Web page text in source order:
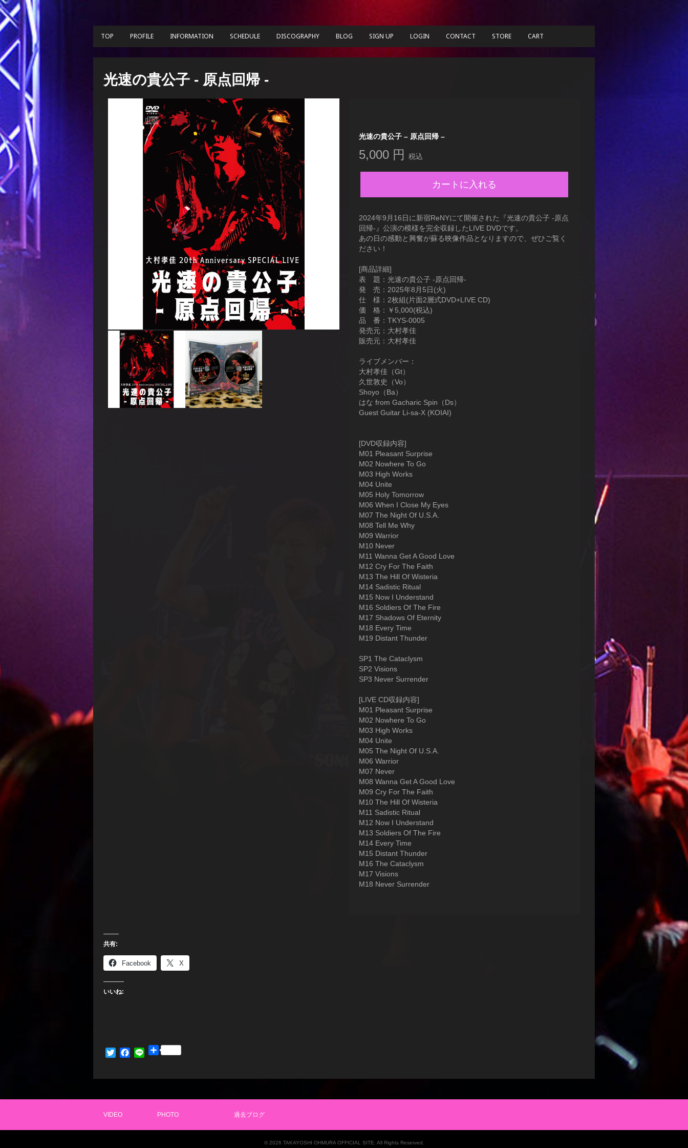
TOP PROFILE INFORMATION SCHEDULE DISCOGRAPHY BLOG SIGN UP LOGIN CONTACT STORE CART
光速の貴公子 - 原点回帰 -
光速の貴公子 – 原点回帰 –
5,000 円税込
カートに入れる
2024年9月16日に新宿ReNYにて開催された『光速の貴公子 -原点
回帰-』公演の模様を完全収録したLIVE DVDです。
あの日の感動と興奮が蘇る映像作品となりますので、ぜひご覧く
ださい！
[商品詳細]
表 題：光速の貴公子 -原点回帰-
発 売：2025年8月5日(火)
仕 様：2枚組(片面2層式DVD+LIVE CD)
価 格：￥5,000(税込)
品 番：TKYS-0005
発売元：大村孝佳
販売元：大村孝佳
ライブメンバー：
大村孝佳（Gt）
久世敦史（Vo）
Shoyo（Ba）
はな from Gacharic Spin（Ds）
Guest Guitar Li-sa-X (KOIAI)
[DVD収録内容]
M01 Pleasant Surprise
M02 Nowhere To Go
M03 High Works
M04 Unite
M05 Holy Tomorrow
M06 When I Close My Eyes
M07 The Night Of U.S.A.
M08 Tell Me Why
M09 Warrior
M10 Never
M11 Wanna Get A Good Love
M12 Cry For The Faith
M13 The Hill Of Wisteria
M14 Sadistic Ritual
M15 Now I Understand
M16 Soldiers Of The Fire
M17 Shadows Of Eternity
M18 Every Time
M19 Distant Thunder
SP1 The Cataclysm
SP2 Visions
SP3 Never Surrender
[LIVE CD収録内容]
M01 Pleasant Surprise
M02 Nowhere To Go
M03 High Works
M04 Unite
M05 The Night Of U.S.A.
M06 Warrior
M07 Never
M08 Wanna Get A Good Love
M09 Cry For The Faith
M10 The Hill Of Wisteria
M11 Sadistic Ritual
M12 Now I Understand
M13 Soldiers Of The Fire
M14 Every Time
M15 Distant Thunder
M16 The Cataclysm
M17 Visions
M18 Never Surrender
共有:
Facebook X
いいね:
TwitterFacebook
Line共
VIDEO PHOTO 過去ブログ
© 2026 TAKAYOSHI OHMURA OFFICIAL SITE. All Rights Reserved.